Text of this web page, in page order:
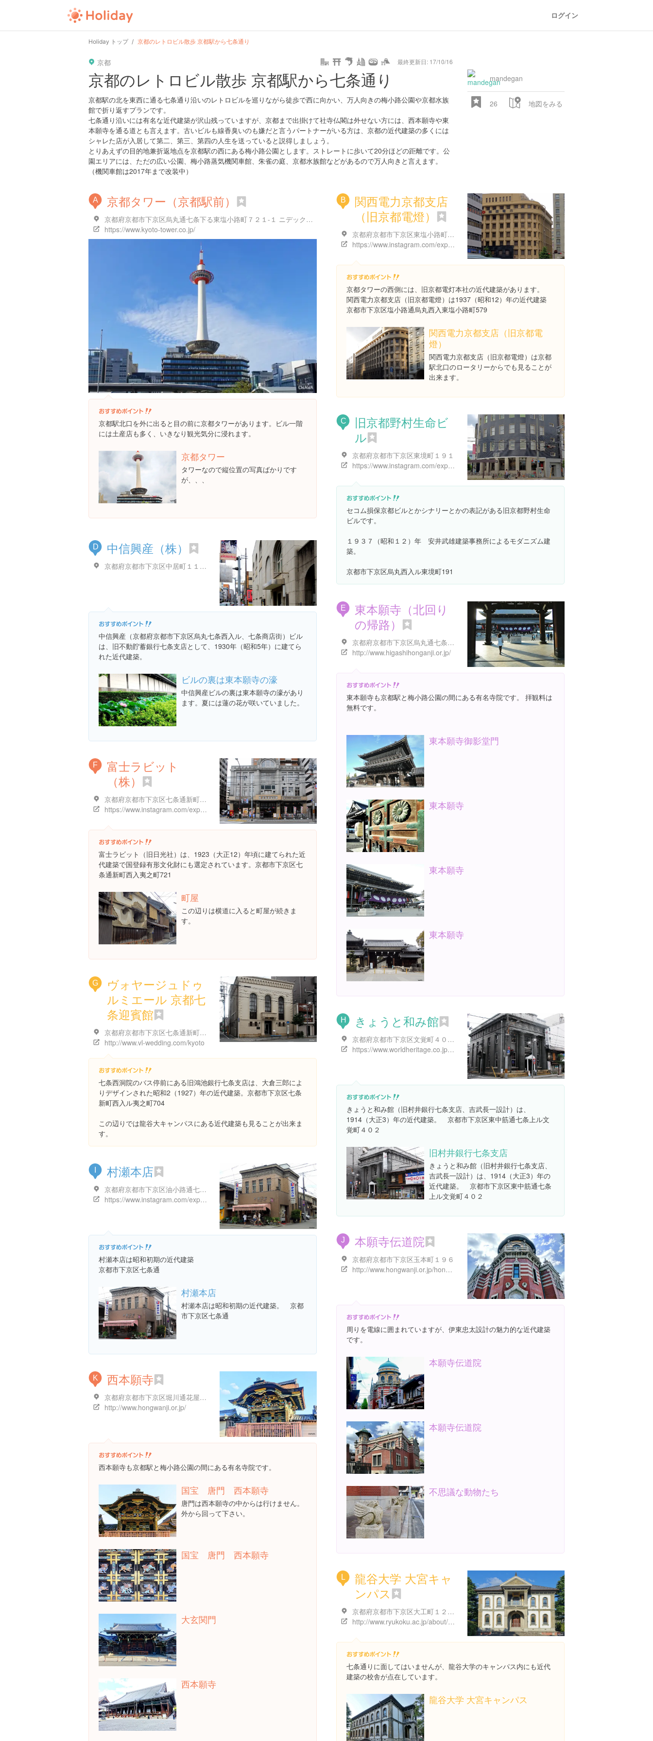
ログイン
Holiday トップ 京都のレトロビル散歩 京都駅から七条通り
京都 最終更新日: 17/10/16
user tel time url guide hot type star camera
京都のレトロビル散歩 京都駅から七条通り
京都駅の北を東西に通る七条通り沿いのレトロビルを巡りながら徒歩で西に向かい、万人向きの梅小路公園や京都水族
館で折り返すプランです。
七条通り沿いには有名な近代建築が沢山残っていますが、京都まで出掛けて社寺仏閣は外せない方には、西本願寺や東
本願寺を通る道とも言えます。古いビルも線香臭いのも嫌だと言うパートナーがいる方は、京都の近代建築の多くには
シャレた店が入居して第二、第三、第四の人生を送っていると説得しましょう。
とりあえずの目的地兼折返地点を京都駅の西にある梅小路公園とします。ストレートに歩いて20分ほどの距離です。公
園エリアには、ただの広い公園、梅小路蒸気機関車館、朱雀の庭、京都水族館などがあるので万人向きと言えます。
（機関車館は2017年まで改装中）
mandegan
26 地図をみる
A 京都タワー（京都駅前）
京都府京都市下京区烏丸通七条下る東塩小路町７２１-１ ニデック京都タワー 展望室 ３階
https://www.kyoto-tower.co.jp/
京都駅北口を外に出ると目の前に京都タワーがあります。ビル一階
には土産店も多く、いきなり観光気分に浸れます。
京都タワー
タワーなので縦位置の写真ばかりです
が、、、
B
関西電力京都支店
（旧京都電燈）
京都府京都市下京区東塩小路町 京都関電ビル
https://www.instagram.com/explore/locations/567110912
京都タワーの西側には、旧京都電灯本社の近代建築があります。
関西電力京都支店（旧京都電燈）は1937（昭和12）年の近代建築
京都市下京区塩小路通烏丸西入東塩小路町579
関西電力京都支店（旧京都電
燈）
関西電力京都支店（旧京都電燈）は京都
駅北口のロータリーからでも見ることが
出来ます。
C
旧京都野村生命ビ
ル
京都府京都市下京区東境町１９１
https://www.instagram.com/explore/locations/684963304
セコム損保京都ビルとかシナリーとかの表記がある旧京都野村生命
ビルです。
１９３７（昭和１２）年 安井武雄建築事務所によるモダニズム建
築。
京都市下京区烏丸西入ル東境町191
D 中信興産（株）
京都府京都市下京区中居町１１３ 中信興産（株）
中信興産（京都府京都市下京区烏丸七条西入ル、七条商店街）ビル
は、旧不動貯蓄銀行七条支店として、1930年（昭和5年）に建てら
れた近代建築。
ビルの裏は東本願寺の濠
中信興産ビルの裏は東本願寺の濠があり
ます。夏には蓮の花が咲いていました。
E
東本願寺（北回り
の帰路）
京都府京都市下京区烏丸通七条上る常葉町
http://www.higashihonganji.or.jp/
東本願寺も京都駅と梅小路公園の間にある有名寺院です。 拝観料は
無料です。
東本願寺御影堂門
東本願寺
東本願寺
東本願寺
F
富士ラビット
（株）
京都府京都市下京区七条通新町西入夷之町７２１
https://www.instagram.com/explore/locations/347870497
富士ラビット（旧日光社）は、1923（大正12）年頃に建てられた近
代建築で国登録有形文化財にも選定されています。京都市下京区七
条通新町西入夷之町721
町屋
この辺りは横道に入ると町屋が続きま
す。
G
ヴォヤージュドゥ
ルミエール 京都七
条迎賓館
京都府京都市下京区七条通新町西入夷之町７０４
http://www.vl-wedding.com/kyoto
七条西洞院のバス停前にある旧鴻池銀行七条支店は、大倉三郎によ
りデザインされた昭和2（1927）年の近代建築。京都市下京区七条
新町西入ル夷之町704
この辺りでは龍谷大キャンパスにある近代建築も見ることが出来ま
す。
H きょうと和み館
京都府京都市下京区文覚町４０２ 中筋七条上, 東町
https://www.worldheritage.co.jp/nagomi/kyoto/
きょうと和み館（旧村井銀行七条支店、吉武長一設計）は、
1914（大正3）年の近代建築。 京都市下京区東中筋通七条上ル文
覚町４０２
旧村井銀行七条支店
きょうと和み館（旧村井銀行七条支店、
吉武長一設計）は、1914（大正3）年の
近代建築。 京都市下京区東中筋通七条
上ル文覚町４０２
村瀬本店
京都府京都市下京区油小路通七条上る米屋町米屋町１５８
https://www.instagram.com/explore/locations/280485009058881
村瀬本店は昭和初期の近代建築
京都市下京区七条通
村瀬本店
村瀬本店は昭和初期の近代建築。 京都
市下京区七条通
J 本願寺伝道院
京都府京都市下京区玉本町１９６
http://www.hongwanji.or.jp/hongwanji/guide01.html#ken20
周りを電線に囲まれていますが、伊東忠太設計の魅力的な近代建築
です。
本願寺伝道院
本願寺伝道院
不思議な動物たち
K 西本願寺
京都府京都市下京区堀川通花屋町下る本願寺門前町
http://www.hongwanji.or.jp/
西本願寺も京都駅と梅小路公園の間にある有名寺院です。
国宝 唐門 西本願寺
唐門は西本願寺の中からは行けません。
外から回って下さい。
国宝 唐門 西本願寺
大玄関門
西本願寺
L
龍谷大学 大宮キャ
ンパス
京都府京都市下京区大工町１２５-１
http://www.ryukoku.ac.jp/about/campus_traffic/traffic/t_omiya.html
七条通りに面してはいませんが、龍谷大学のキャンパス内にも近代
建築の校舎が点在しています。
龍谷大学 大宮キャンパス